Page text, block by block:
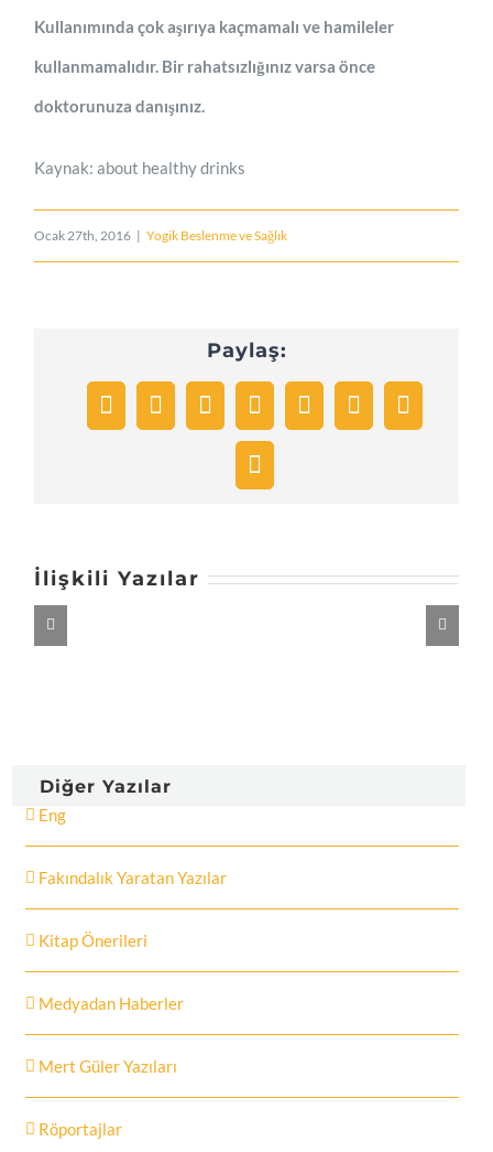
Kullanımında çok aşırıya kaçmamalı ve hamileler
kullanmamalıdır. Bir rahatsızlığınız varsa önce
doktorunuza danışınız.
Kaynak: about healthy drinks
Ocak 27th, 2016 | Yogik Beslenme ve Sağlık
Paylaş:
Facebook
TwitterRedditLinkedInTumblrPinterest
Vk
E-
İlişkili Yazılar
Diğer Yazılar
Eng
Fakındalık Yaratan Yazılar
Kitap Önerileri
Medyadan Haberler
Mert Güler Yazıları
Röportajlar